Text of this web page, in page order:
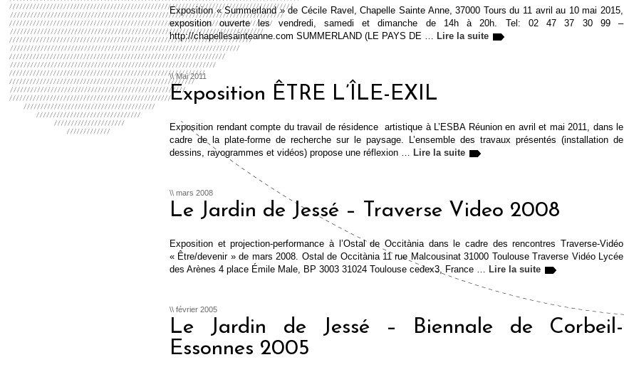
Exposition « Summerland » de Cécile Ravel, Chapelle Sainte Anne, 37000 Tours du 11 avril au 10 mai 2015,
exposition ouverte les vendredi, samedi et dimanche de 14h à 20h. Tel: 02 47 37 30 99 –
http://chapellesainteanne.com SUMMERLAND (LE PAYS DE … Lire la suite
\\ Mai 2011
Exposition ÊTRE L’ÎLE-EXIL
Exposition rendant compte du travail de résidence artistique à L’ESBA Réunion en avril et mai 2011, dans le
cadre de la plate-forme de recherche sur le paysage. L’ensemble des travaux présentés (installation de
dessins, rayogrammes et vidéos) propose une réflexion … Lire la suite
\\ mars 2008
Le Jardin de Jessé – Traverse Video 2008
Exposition et projection-performance à l’Ostal de Occitània dans le cadre des rencontres Traverse-Vidéo
« Être/devenir » de mars 2008. Ostal de Occitània 11 rue Malcousinat 31000 Toulouse Traverse Vidéo Lycée
des Arènes 4 place Émile Male, BP 3003 31024 Toulouse cedex3, France … Lire la suite
\\ février 2005
Le Jardin de Jessé – Biennale de Corbeil-
Essonnes 2005